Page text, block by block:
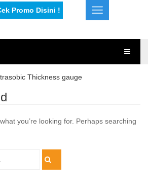
Promo Disini !
Thickness gauge
you’re looking for. Perhaps searching